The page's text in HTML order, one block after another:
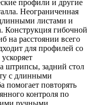
профили и другие
Неограниченная
листами и
Конструкция гибочной
на расстоянии всего
для профилей со
штрипсы, задний стол
с длинными
помогает повторять
контроля по
ручными